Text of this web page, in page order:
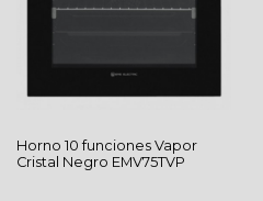
Horno 10 funciones Vapor
Cristal Negro EMV75TVP